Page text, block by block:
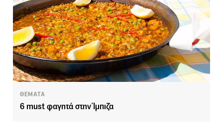
ΘΕΜΑΤΑ
6 must φαγητά στην Ίμπιζα